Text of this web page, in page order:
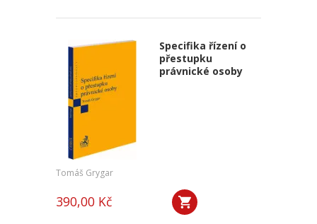
Specifika řízení o
přestupku
právnické osoby
Tomáš Grygar
390,00 Kč